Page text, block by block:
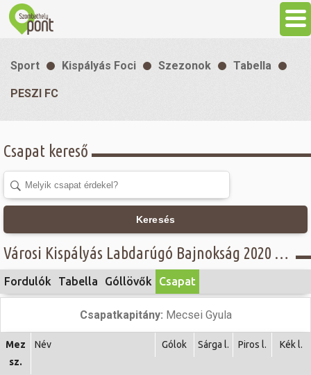
Programok
Gasztronómia
Sport
Szabadidő
Hasznos
Sport Kispályás Foci Szezonok Tabella
PESZI FC
Csapat kereső
Keresés
Városi Kispályás Labdarúgó Bajnokság 2020 - A. csoport - PESZI FC
Fordulók Tabella Góllövők Csapat
Csapatkapitány: Mecsei Gyula
Mez
sz.
Név Gólok Sárga l. Piros l. Kék l.